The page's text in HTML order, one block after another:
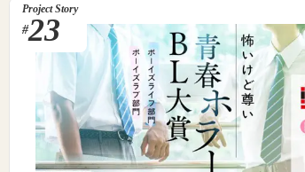
Project Story
#23